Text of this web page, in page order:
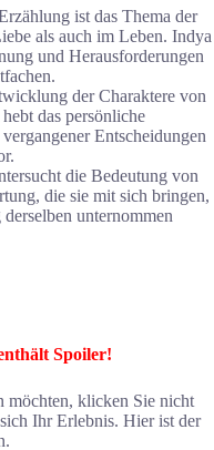
ist das Thema der
als auch im Leben. Indya
und Herausforderungen
der Charaktere von
das persönliche
Entscheidungen
die Bedeutung von
die sie mit sich bringen,
unternommen
Spoiler!
möchten, klicken Sie nicht
Ihr Erlebnis. Hier ist der